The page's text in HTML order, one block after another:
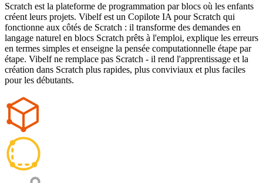
Scratch est la plateforme de programmation par blocs où les enfants
créent leurs projets. Vibelf est un Copilote IA pour Scratch qui
fonctionne aux côtés de Scratch : il transforme des demandes en
langage naturel en blocs Scratch prêts à l'emploi, explique les erreurs
en termes simples et enseigne la pensée computationnelle étape par
étape. Vibelf ne remplace pas Scratch - il rend l'apprentissage et la
création dans Scratch plus rapides, plus conviviaux et plus faciles
pour les débutants.